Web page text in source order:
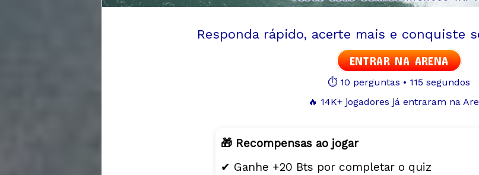
Responda rápido, acerte mais e conquiste
ENTRAR NA ARENA
⏱️ 10 perguntas • 115 segundos
🔥 14K+ jogadores já entraram na
🎁 Recompensas ao jogar
✔ Ganhe +20 Bts por completar o quiz